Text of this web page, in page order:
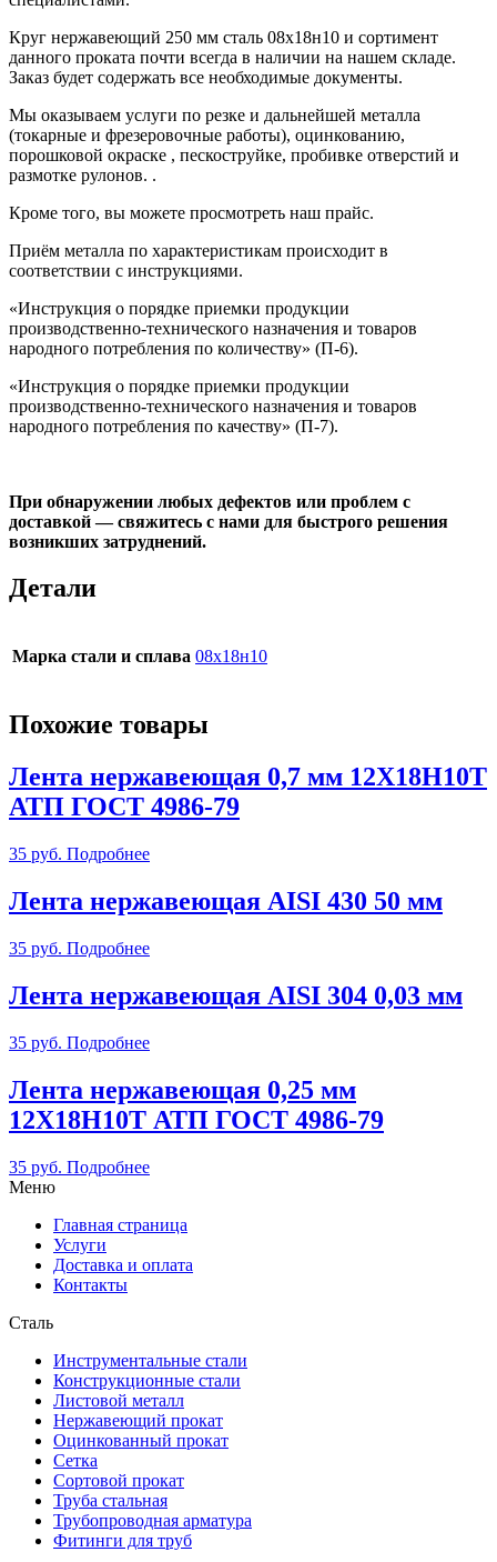
Круг нержавеющий 250 мм сталь 08х18н10 и сортимент
данного проката почти всегда в наличии на нашем складе.
Заказ будет содержать все необходимые документы.
Мы оказываем услуги по резке и дальнейшей металла
(токарные и фрезеровочные работы), оцинкованию,
порошковой окраске , пескоструйке, пробивке отверстий и
размотке рулонов. .
Кроме того, вы можете просмотреть наш прайс.
Приём металла по характеристикам происходит в
соответствии с инструкциями.
«Инструкция о порядке приемки продукции
производственно-технического назначения и товаров
народного потребления по количеству» (П-6).
«Инструкция о порядке приемки продукции
производственно-технического назначения и товаров
народного потребления по качеству» (П-7).
При обнаружении любых дефектов или проблем с
доставкой —свяжитесь с нами для быстрого решения
возникших затруднений.
Детали
Марка стали и сплава 08х18н10
Похожие товары
Лента нержавеющая 0,7 мм 12Х18Н10Т
АТП ГОСТ 4986-79
35 руб. Подробнее
Лента нержавеющая AISI 430 50 мм
35 руб. Подробнее
Лента нержавеющая AISI 304 0,03 мм
35 руб. Подробнее
Лента нержавеющая 0,25 мм
12Х18Н10Т АТП ГОСТ 4986-79
35 руб. Подробнее
Меню
Главная страница
Услуги
Доставка и оплата
Контакты
Сталь
Инструментальные стали
Конструкционные стали
Листовой металл
Нержавеющий прокат
Оцинкованный прокат
Сетка
Сортовой прокат
Труба стальная
Трубопроводная арматура
Фитинги для труб